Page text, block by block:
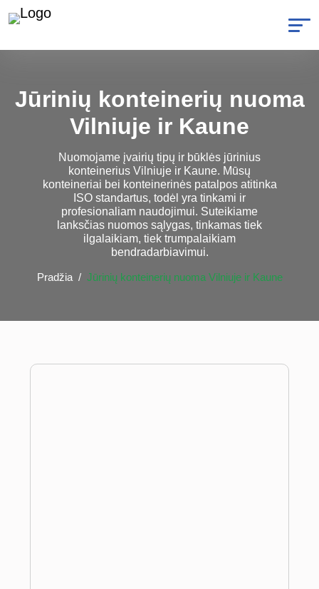
Jūrinių konteinerių nuoma
Vilniuje ir Kaune
Nuomojame įvairių tipų ir būklės jūrinius
konteinerius Vilniuje ir Kaune. Mūsų
konteineriai bei konteinerinės patalpos atitinka
ISO standartus, todėl yra tinkami ir
profesionaliam naudojimui. Suteikiame
lanksčias nuomos sąlygas, tinkamas tiek
ilgalaikiam, tiek trumpalaikiam
bendradarbiavimui.
Pradžia Jūrinių konteinerių nuoma Vilniuje ir Kaune